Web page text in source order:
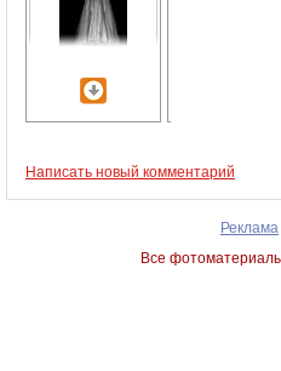
Написать новый комментарий
Реклама
Все